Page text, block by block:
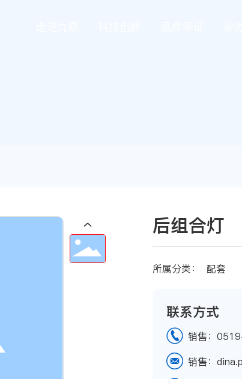
后组合灯
所属分类： 配套
联系方式
销售：
销售：